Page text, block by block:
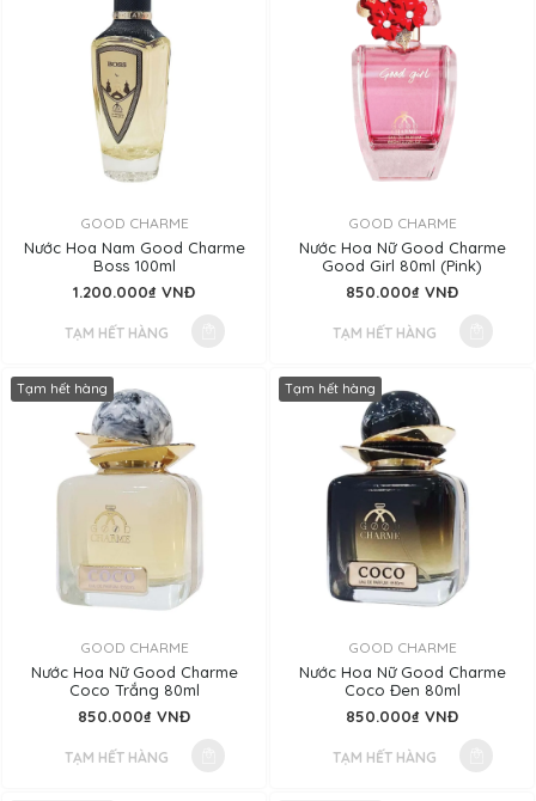
GOOD CHARME
Nước Hoa Nam Good Charme
Boss 100ml
1.200.000₫ VNĐ
TẠM HẾT HÀNG
GOOD CHARME
Nước Hoa Nữ Good Charme
Good Girl 80ml (Pink)
850.000₫ VNĐ
TẠM HẾT HÀNG
Tạm hết hàng
GOOD CHARME
Nước Hoa Nữ Good Charme
Coco Trắng 80ml
850.000₫ VNĐ
TẠM HẾT HÀNG
Tạm hết hàng
GOOD CHARME
Nước Hoa Nữ Good Charme
Coco Đen 80ml
850.000₫ VNĐ
TẠM HẾT HÀNG